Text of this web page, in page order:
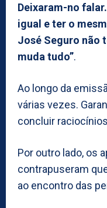
Deixaram-no
igual e ter o
José Seguro não
muda tudo”.
Ao longo da
várias vezes.
concluir
Por outro lado, os
contrapuseram
ao encontro das